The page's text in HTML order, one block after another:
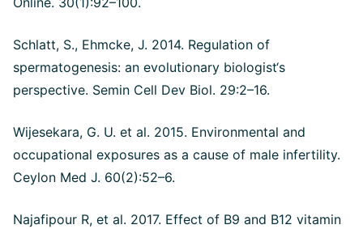
Schlatt, S., Ehmcke, J. 2014. Regulation of
spermatogenesis: an evolutionary biologist‘s
perspective. Semin Cell Dev Biol. 29:2–16.
Wijesekara, G. U. et al. 2015. Environmental and
occupational exposures as a cause of male infertility.
Ceylon Med J. 60(2):52–6.
Najafipour R, et al. 2017. Effect of B9 and B12 vitamin